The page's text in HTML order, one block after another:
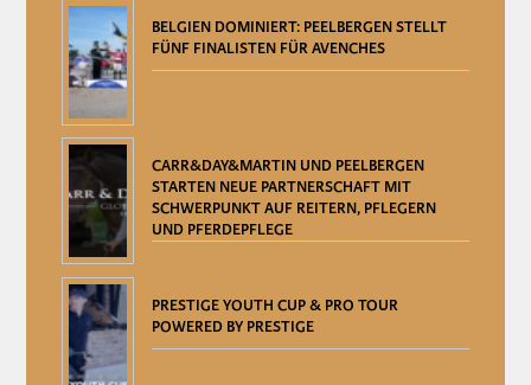
BELGIEN DOMINIERT: PEELBERGEN STELLT
FÜNF FINALISTEN FÜR AVENCHES
CARR&DAY&MARTIN UND PEELBERGEN
STARTEN NEUE PARTNERSCHAFT MIT
SCHWERPUNKT AUF REITERN, PFLEGERN
UND PFERDEPFLEGE
PRESTIGE YOUTH CUP & PRO TOUR
POWERED BY PRESTIGE